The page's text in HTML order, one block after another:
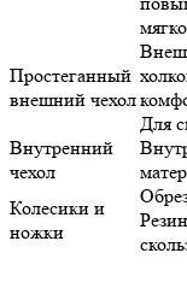
Простеганный
внешний чехол
Для
Внутренний
чехол
Колесики и
ножки